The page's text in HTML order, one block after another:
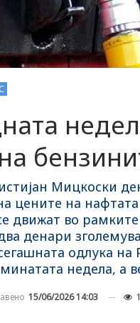
Мицкоски
цените на
движат во
денари
одлука на
недела, а
15/06/2026 14:03